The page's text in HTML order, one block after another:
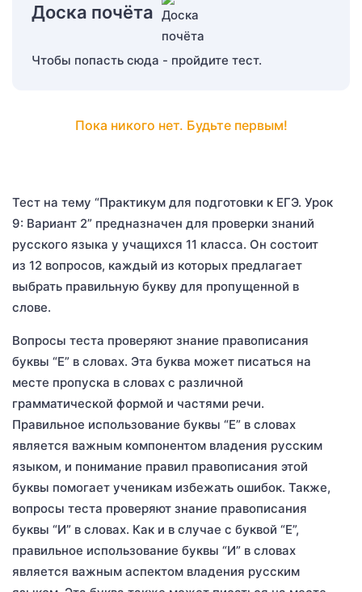
Доска почёта
Чтобы попасть сюда - пройдите тест.
Пока никого нет. Будьте первым!
Тест на тему “Практикум для подготовки к ЕГЭ. Урок
9: Вариант 2” предназначен для проверки знаний
русского языка у учащихся 11 класса. Он состоит
из 12 вопросов, каждый из которых предлагает
выбрать правильную букву для пропущенной в
слове.
Вопросы теста проверяют знание правописания
буквы “Е” в словах. Эта буква может писаться на
месте пропуска в словах с различной
грамматической формой и частями речи.
Правильное использование буквы “Е” в словах
является важным компонентом владения русским
языком, и понимание правил правописания этой
буквы помогает ученикам избежать ошибок. Также,
вопросы теста проверяют знание правописания
буквы “И” в словах. Как и в случае с буквой “Е”,
правильное использование буквы “И” в словах
является важным аспектом владения русским